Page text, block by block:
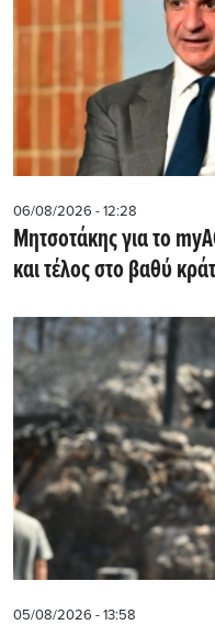
06/08/2026 - 12:28
Μητσοτάκης για το
και τέλος στο βαθύ
05/08/2026 - 13:58